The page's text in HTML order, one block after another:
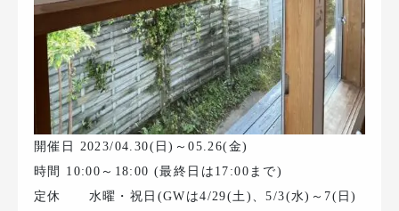
開催日 2023/04.30(日)～05.26(金)
時間 10:00～18:00 (最終日は17:00まで)
定休 水曜・祝日(GWは4/29(土)、5/3(水)～7(日)